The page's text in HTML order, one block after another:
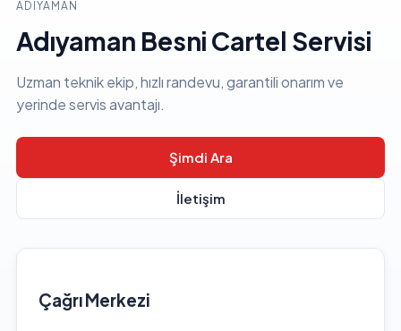
ADIYAMAN
Adıyaman Besni Cartel Servisi
Uzman teknik ekip, hızlı randevu, garantili onarım ve
yerinde servis avantajı.
Şimdi Ara
İletişim
Çağrı Merkezi